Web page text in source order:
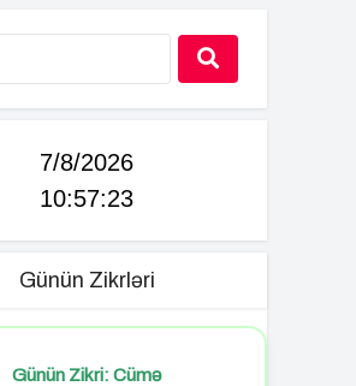
7/8/2026
10:57:24
Günün Zikrləri
Günün Zikri: Cümə